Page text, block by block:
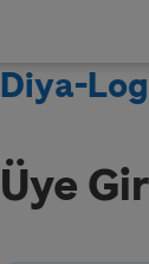
Diya-
Üye